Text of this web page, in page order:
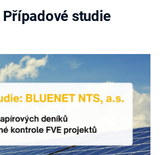
Případové studie